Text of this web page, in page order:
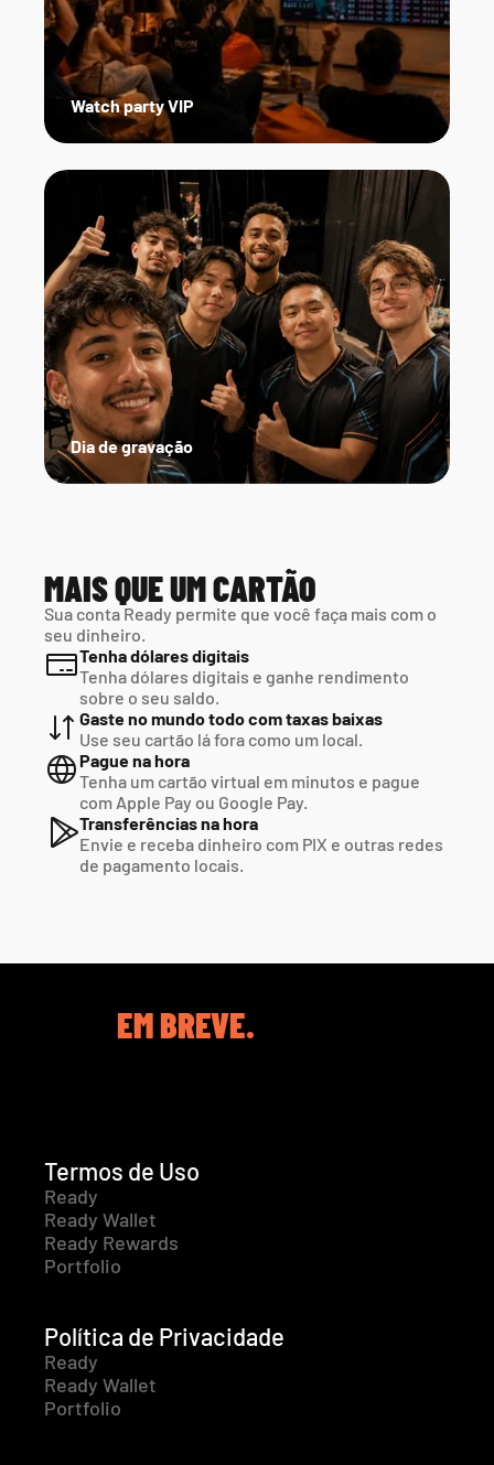
Dia de gravação
Watch party VIP
MAIS QUE UM CARTÃO
Sua conta Ready permite que você faça mais com o
seu dinheiro.
Tenha dólares digitais
Tenha dólares digitais e ganhe rendimento
sobre o seu saldo.
Gaste no mundo todo com taxas baixas
Use seu cartão lá fora como um local.
Pague na hora
Tenha um cartão virtual em minutos e pague
com Apple Pay ou Google Pay.
Transferências na hora
Envie e receba dinheiro com PIX e outras redes
de pagamento locais.
EM BREVE.
Termos de Uso
Ready
Ready Wallet
Ready Rewards
Portfolio
Política de Privacidade
Ready
Ready Wallet
Portfolio